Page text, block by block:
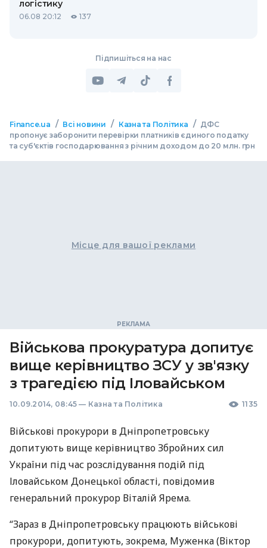
логістику
06.08 20:12 137
Підпишіться на нас
Finance.ua / Всі новини / Казна та Політика / ДФС
пропонує заборонити перевірки платників єдиного податку
та суб'єктів господарювання з річним доходом до 20 млн. грн
Місце для вашої реклами
Військова прокуратура допитує
вище керівництво ЗСУ у зв'язку
з трагедією під Іловайськом
10.09.2014, 08:45 — Казна та Політика 1135
Військові прокурори в Дніпропетровську
допитують вище керівництво Збройних сил
України під час розслідування подій під
Іловайськом Донецької області, повідомив
генеральний прокурор Віталій Ярема.
“Зараз в Дніпропетровську працюють військові
прокурори, допитують, зокрема, Муженка (Віктор